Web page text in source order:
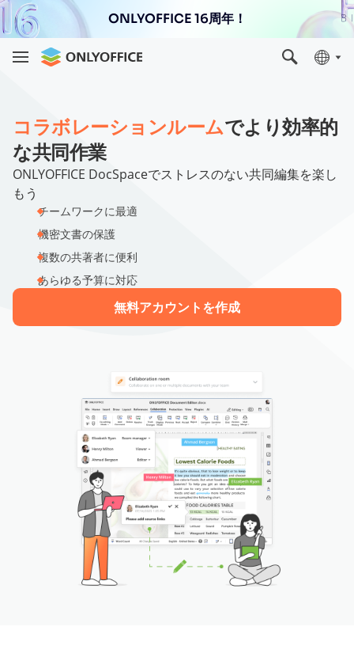
ONLYOFFICE 16周年！
コラボレーションルームでより効率的
な共同作業
ONLYOFFICE DocSpaceでストレスのない共同編集を楽し
もう
チームワークに最適
機密文書の保護
複数の共著者に便利
あらゆる予算に対応
無料アカウントを作成